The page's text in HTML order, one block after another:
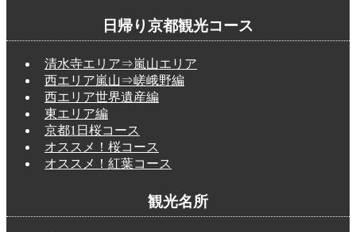
日帰り京都観光コース
清水寺エリア⇒嵐山エリア
西エリア嵐山⇒嵯峨野編
西エリア世界遺産編
東エリア編
京都1日桜コース
オススメ！桜コース
オススメ！紅葉コース
観光名所